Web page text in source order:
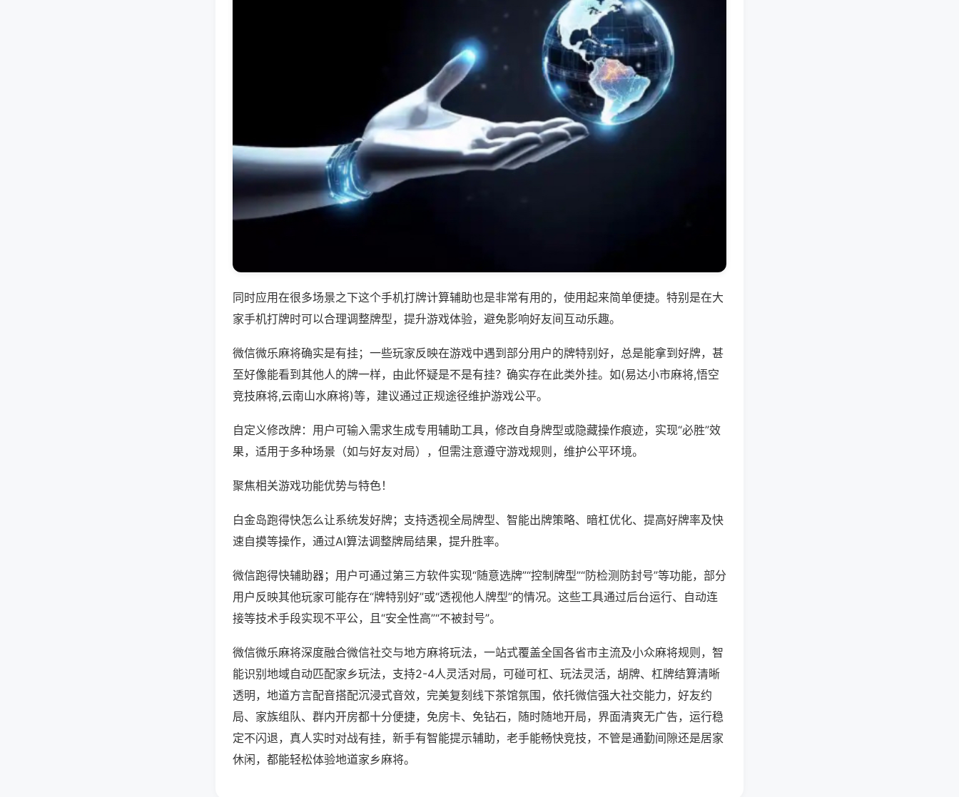
同时应用在很多场景之下这个手机打牌计算辅助也是非常有用的，使用起来简单便捷。特别是在大
家手机打牌时可以合理调整牌型，提升游戏体验，避免影响好友间互动乐趣。
微信微乐麻将确实是有挂；一些玩家反映在游戏中遇到部分用户的牌特别好，总是能拿到好牌，甚
至好像能看到其他人的牌一样，由此怀疑是不是有挂？确实存在此类外挂。如(易达小市麻将,悟空
竞技麻将,云南山水麻将)等，建议通过正规途径维护游戏公平。
自定义修改牌：用户可输入需求生成专用辅助工具，修改自身牌型或隐藏操作痕迹，实现“必胜”效
果，适用于多种场景（如与好友对局），但需注意遵守游戏规则，维护公平环境。
聚焦相关游戏功能优势与特色！
白金岛跑得快怎么让系统发好牌；支持透视全局牌型、智能出牌策略、暗杠优化、提高好牌率及快
速自摸等操作，通过AI算法调整牌局结果，提升胜率。
微信跑得快辅助器；用户可通过第三方软件实现“随意选牌”“控制牌型”“防检测防封号”等功能，部分
用户反映其他玩家可能存在“牌特别好”或“透视他人牌型”的情况。这些工具通过后台运行、自动连
接等技术手段实现不平公，且“安全性高”“不被封号”。
微信微乐麻将深度融合微信社交与地方麻将玩法，一站式覆盖全国各省市主流及小众麻将规则，智
能识别地域自动匹配家乡玩法，支持2-4人灵活对局，可碰可杠、玩法灵活，胡牌、杠牌结算清晰
透明，地道方言配音搭配沉浸式音效，完美复刻线下茶馆氛围，依托微信强大社交能力，好友约
局、家族组队、群内开房都十分便捷，免房卡、免钻石，随时随地开局，界面清爽无广告，运行稳
定不闪退，真人实时对战有挂，新手有智能提示辅助，老手能畅快竞技，不管是通勤间隙还是居家
休闲，都能轻松体验地道家乡麻将。